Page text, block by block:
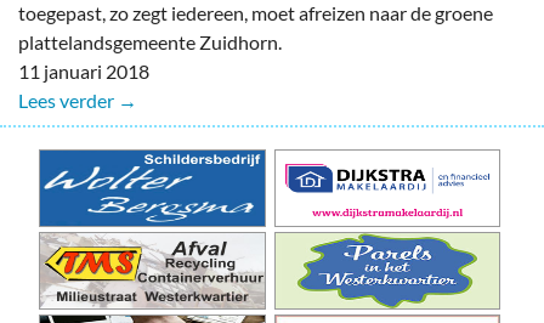
toegepast, zo zegt iedereen, moet afreizen naar de groene
plattelandsgemeente Zuidhorn.
11 januari 2018
Lees verder →